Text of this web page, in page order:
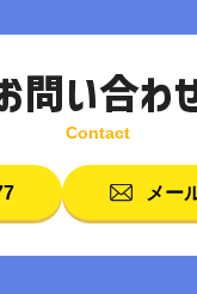
問い合わ
メー